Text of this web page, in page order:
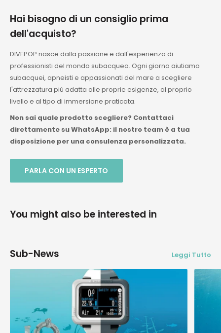
Hai bisogno di un consiglio prima
dell'acquisto?
DIVEPOP nasce dalla passione e dall'esperienza di
professionisti del mondo subacqueo. Ogni giorno aiutiamo
subacquei, apneisti e appassionati del mare a scegliere
l'attrezzatura più adatta alle proprie esigenze, al proprio
livello e al tipo di immersione praticata.
Non sai quale prodotto scegliere? Contattaci
direttamente su WhatsApp: il nostro team è a tua
disposizione per una consulenza personalizzata.
PARLA CON UN ESPERTO
You might also be interested in
Sub-News Leggi Tutto